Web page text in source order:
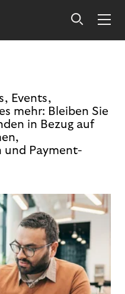
Events,
mehr: Bleiben Sie
in Bezug auf
und Payment-